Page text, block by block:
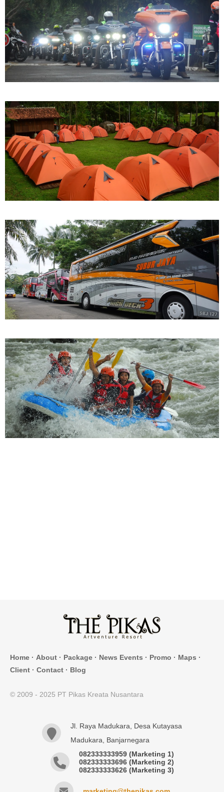
Home · About · Package · News Events · Promo · Maps ·
Client · Contact · Blog
© 2009 - 2025 PT Pikas Kreata Nusantara
Jl. Raya Madukara, Desa Kutayasa
Madukara, Banjarnegara
082333333959 (Marketing 1)
082333333696 (Marketing 2)
082333333626 (Marketing 3)